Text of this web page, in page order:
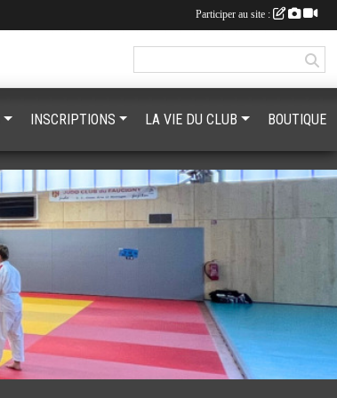
INSCRIPTIONS LA VIE DU CLUB BOUTIQUE
Participer au site :